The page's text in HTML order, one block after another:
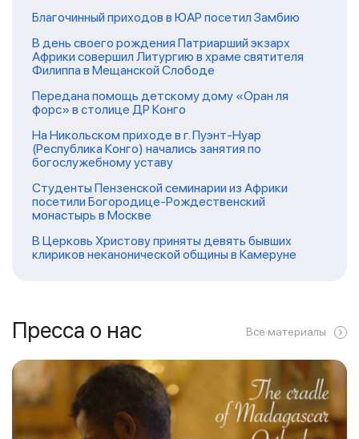
Благочинный приходов в ЮАР посетил Замбию
В день своего рождения Патриарший экзарх
Африки совершил Литургию в храме святителя
Филиппа в Мещанской Слободе
Передана помощь детскому дому «Оран ля
форс» в столице ДР Конго
На Никольском приходе в г. Пуэнт-Нуар
(Республика Конго) начались занятия по
богослужебному уставу
Студенты Пензенской семинарии из Африки
посетили Богородице-Рождественский
монастырь в Москве
В Церковь Христову приняты девять бывших
клириков неканонической общины в Камеруне
Пресса о нас Все материалы